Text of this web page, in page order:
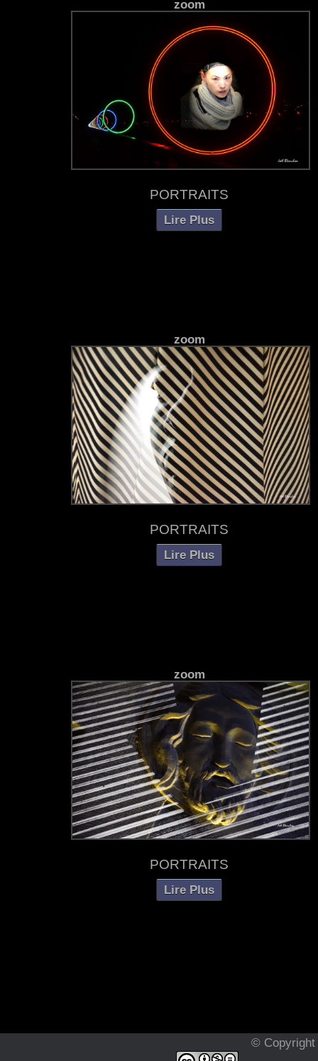
zoom
PORTRAITS
Lire Plus
zoom
PORTRAITS
Lire Plus
zoom
PORTRAITS
Lire Plus
© Copyright